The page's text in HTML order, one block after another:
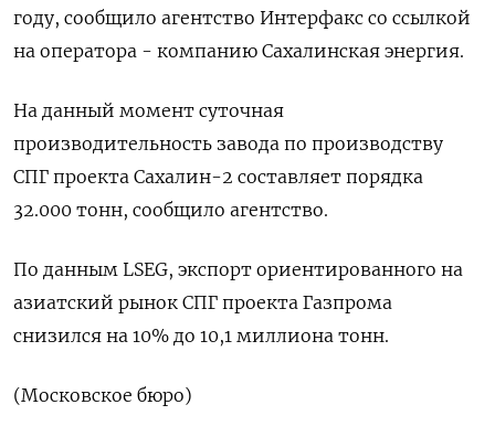
году, сообщило агентство Интерфакс со ссылкой
на оператора - компанию Сахалинская энергия.
На данный момент суточная
производительность завода по производству
СПГ проекта Сахалин-2 составляет порядка
32.000 тонн, сообщило агентство.
По данным LSEG, экспорт ориентированного на
азиатский рынок СПГ проекта Газпрома
снизился на 10% до 10,1 миллиона тонн.
(Московское бюро)